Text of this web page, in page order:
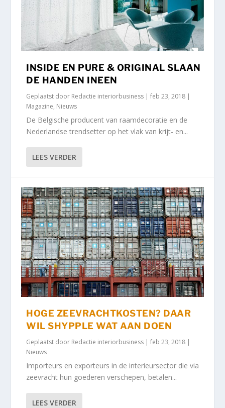
INSIDE EN PURE & ORIGINAL SLAAN
DE HANDEN INEEN
Geplaatst door Redactie interiorbusiness |feb 23, 2018 |
Magazine, Nieuws
De Belgische producent van raamdecoratie en de
Nederlandse trendsetter op het vlak van krijt- en...
LEES VERDER
HOGE ZEEVRACHTKOSTEN? DAAR
WIL SHYPPLE WAT AAN DOEN
Geplaatst door Redactie interiorbusiness |feb 23, 2018 |
Nieuws
Importeurs en exporteurs in de interieursector die via
zeevracht hun goederen verschepen, betalen...
LEES VERDER